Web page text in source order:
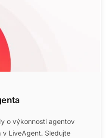
o výkonnosti agentov
LiveAgent. Sledujte